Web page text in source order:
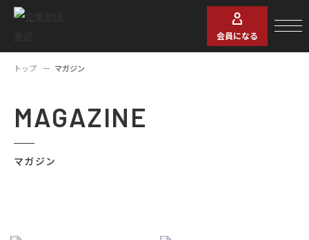
会員になる
トップ マガジン
MAGAZINE
マガジン